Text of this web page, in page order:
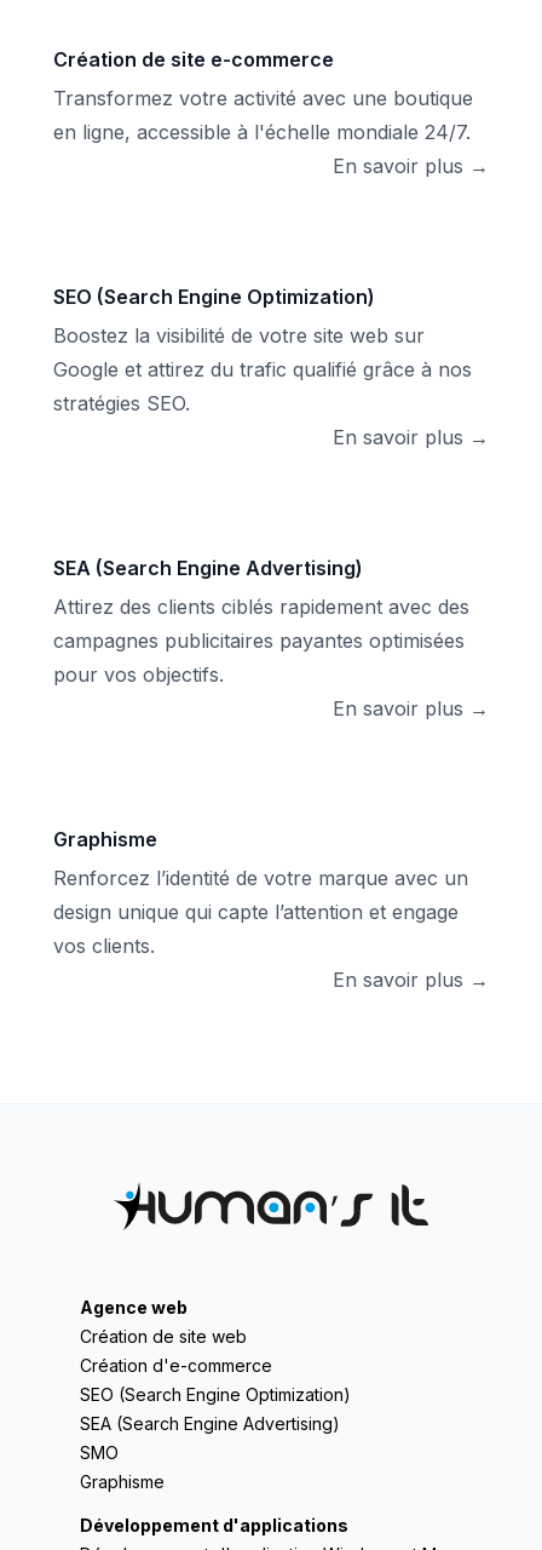
Création de site e-commerce
Transformez votre activité avec une boutique
en ligne, accessible à l'échelle mondiale 24/7.
En savoir plus →
SEO (Search Engine Optimization)
Boostez la visibilité de votre site web sur
Google et attirez du trafic qualifié grâce à nos
stratégies SEO.
En savoir plus →
SEA (Search Engine Advertising)
Attirez des clients ciblés rapidement avec des
campagnes publicitaires payantes optimisées
pour vos objectifs.
En savoir plus →
Graphisme
Renforcez l’identité de votre marque avec un
design unique qui capte l’attention et engage
vos clients.
En savoir plus →
Agence web
Création de site web
Création d'e-commerce
SEO (Search Engine Optimization)
SEA (Search Engine Advertising)
SMO
Graphisme
Développement d'applications